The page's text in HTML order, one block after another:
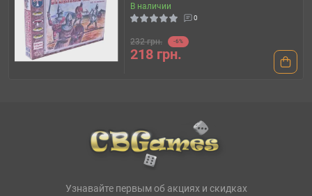
В наличии
0
232 грн. -6%
218 грн.
Узнавайте первым об акциях и скидках